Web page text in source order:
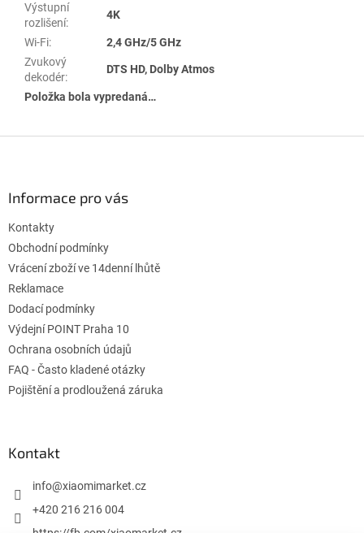
Výstupní
rozlišení:
4K
Wi-Fi:
2,4 GHz/5 GHz
Zvukový
dekodér:
DTS HD, Dolby Atmos
Položka bola vypredaná…
Informace pro vás
Kontakty
Obchodní podmínky
Vrácení zboží ve 14denní lhůtě
Reklamace
Dodací podmínky
Výdejní POINT Praha 10
Ochrana osobních údajů
FAQ - Často kladené otázky
Pojištění a prodloužená záruka
Kontakt
info@xiaomimarket.cz
+420 216 216 004